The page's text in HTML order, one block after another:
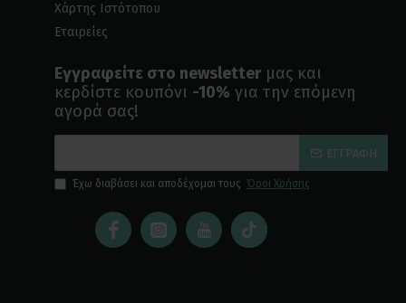
Χάρτης Ιστότοπου
Εταιρείες
Εγγραφείτε στο newsletter μας και
κερδίστε κουπόνι -10% για την επόμενη
αγορά σας!
ΕΓΓΡΑΦΉ
Έχω διαβάσει και αποδέχομαι τους Όροι Χρήσης